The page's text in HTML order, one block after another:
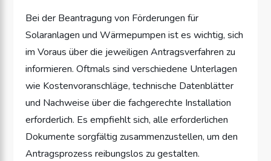
Bei der Beantragung von Förderungen für
Solaranlagen und Wärmepumpen ist es wichtig, sich
im Voraus über die jeweiligen Antragsverfahren zu
informieren. Oftmals sind verschiedene Unterlagen
wie Kostenvoranschläge, technische Datenblätter
und Nachweise über die fachgerechte Installation
erforderlich. Es empfiehlt sich, alle erforderlichen
Dokumente sorgfältig zusammenzustellen, um den
Antragsprozess reibungslos zu gestalten.